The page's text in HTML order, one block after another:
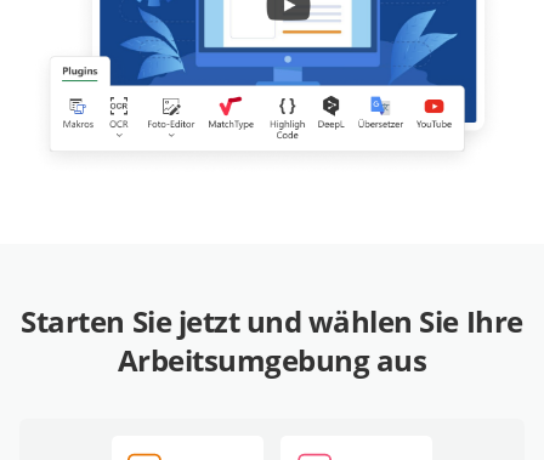
Starten Sie jetzt und wählen Sie Ihre
Arbeitsumgebung aus